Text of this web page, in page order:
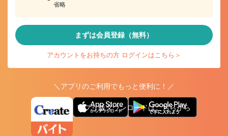
省略
まずは会員登録（無料）
アカウントをお持ちの方 ログインはこちら＞
＼アプリのご利用でもっと便利に！／
アプリ版ダウンロードはこちらから